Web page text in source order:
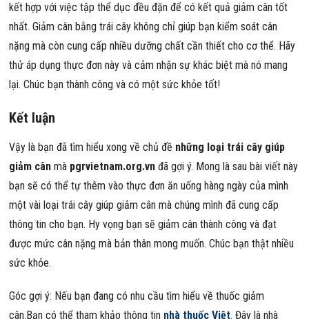
kết hợp với việc tập thể dục đều đặn để có kết quả giảm cân tốt
nhất.Giảm cân bằng trái cây không chỉ giúp bạn kiểm soát cân
nặng mà còn cung cấp nhiều dưỡng chất cần thiết cho cơ thể. Hãy
thử áp dụng thực đơn này và cảm nhận sự khác biệt mà nó mang
lại. Chúc bạn thành công và có một sức khỏe tốt!
Kết luận
Vậy là bạn đã tìm hiểu xong về chủ đề những loại trái cây giúp
giảm cân mà pgrvietnam.org.vn đã gợi ý. Mong là sau bài viết này
bạn sẽ có thể tự thêm vào thực đơn ăn uống hàng ngày của mình
một vài loại trái cây giúp giảm cân mà chúng mình đã cung cấp
thông tin cho bạn. Hy vọng bạn sẽ giảm cân thành công và đạt
được mức cân nặng mà bản thân mong muốn. Chúc bạn thật nhiều
sức khỏe.
Góc gợi ý: Nếu bạn đang có nhu cầu tìm hiểu về thuốc giảm
cân.Bạn có thể tham khảo thông tin nhà thuốc Việt. Đây là nhà